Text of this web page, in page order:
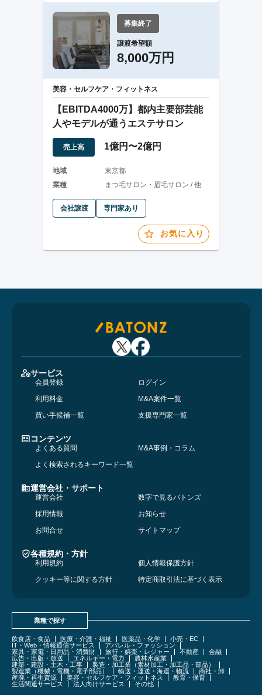
募集終了
譲渡希望額
8,000万円
美容・セルフケア・フィットネス
【EBITDA4000万】都内主要部芸能
人やモデルが通うエステサロン
売上高 1億円〜2億円
地域
東京都
業種
まつ毛サロン・眉毛サロン / 他
会社譲渡 専門家あり
お気に入り
サービス
会員登録
ログイン
利用料金
M&A案件一覧
買い手候補一覧
支援専門家一覧
コンテンツ
よくある質問
M&A事例・コラム
よく検索されるキーワード一覧
運営会社・サポート
運営会社
数字で見るバトンズ
採用情報
お知らせ
お問合せ
サイトマップ
各種規約・方針
利用規約
個人情報保護方針
クッキー等に関する方針
特定商取引法に基づく表示
業種で探す
飲食店・食品 医療・介護・福祉 医薬品・化学
小売・EC
IT・Web・情報通信サービス
アパレル・ファッション
家具・家電・日用品・消費財
旅行・娯楽・レジャー 不動産
金融
広告・出版・放送
エネルギー・電力
農林水産業
建築・建設・土木・工事
製造・加工業（素材加工・加工品・部品）
製造業（機械・電機・電子部品）
輸送・運送・海運・物流
商社・卸
産廃・再生資源
美容・セルフケア・フィットネス
教育・保育
生活関連サービス
法人向けサービス その他